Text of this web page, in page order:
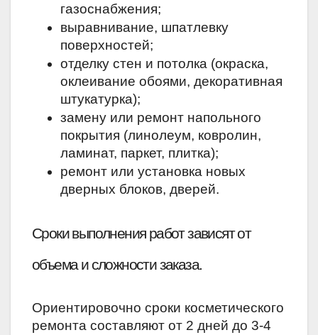
газоснабжения;
выравнивание, шпатлевку
поверхностей;
отделку стен и потолка (окраска,
оклеивание обоями, декоративная
штукатурка);
замену или ремонт напольного
покрытия (линолеум, ковролин,
ламинат, паркет, плитка);
ремонт или установка новых
дверных блоков, дверей.
Сроки выполнения работ зависят от
объема и сложности заказа.
Ориентировочно сроки косметического
ремонта составляют от 2 дней до 3-4